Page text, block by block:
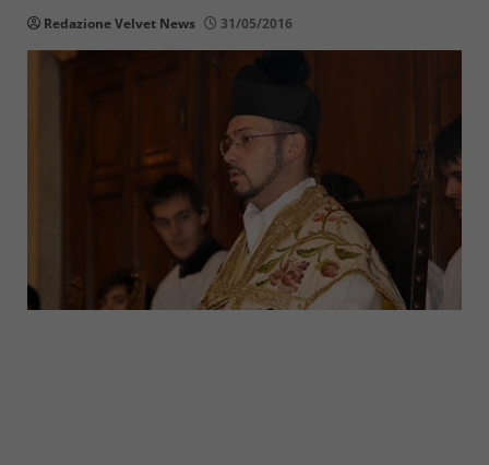
Redazione Velvet News 31/05/2016